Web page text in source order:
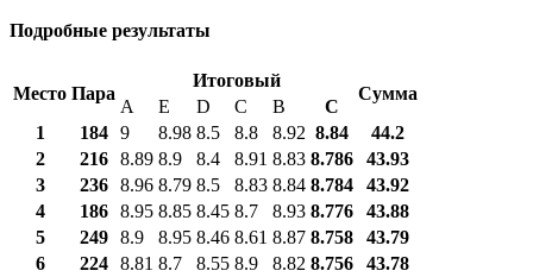
Подробные результаты
Место Пара
Итоговый
Сумма
A E D C B
С
1
184 9 8.98 8.5 8.8 8.92 8.84
44.2
2
216 8.89 8.9 8.4 8.91 8.83 8.786
43.93
3
236 8.96 8.79 8.5 8.83 8.84 8.784
43.92
4
186 8.95 8.85 8.45 8.7 8.93 8.776
43.88
5
249 8.9 8.95 8.46 8.61 8.87 8.758
43.79
6
224 8.81 8.7 8.55 8.9 8.82 8.756
43.78